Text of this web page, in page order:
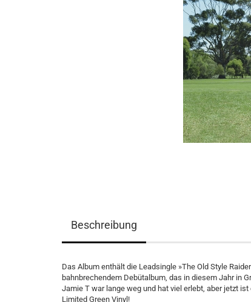
Beschreibung
Das Album enthält die Leadsingle »The Old Style
bahnbrechendem Debütalbum, das in diesem Jahr in
Jamie T war lange weg und hat viel erlebt, aber jetzt
Limited Green Vinyl!